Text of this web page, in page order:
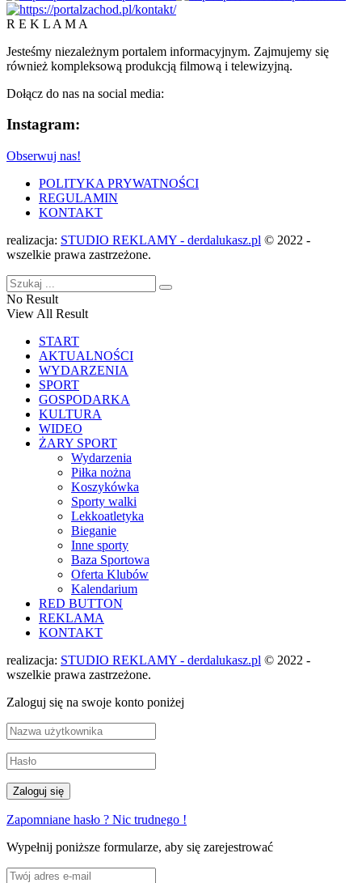
R E K L A M A
Jesteśmy niezależnym portalem informacyjnym. Zajmujemy się
również kompleksową produkcją filmową i telewizyjną.
Dołącz do nas na social media:
Instagram:
Obserwuj nas!
POLITYKA PRYWATNOŚCI
REGULAMIN
KONTAKT
realizacja: STUDIO REKLAMY - derdalukasz.pl © 2022 -
wszelkie prawa zastrzeżone.
No Result
View All Result
START
AKTUALNOŚCI
WYDARZENIA
SPORT
GOSPODARKA
KULTURA
WIDEO
ŻARY SPORT
Wydarzenia
Piłka nożna
Koszykówka
Sporty walki
Lekkoatletyka
Bieganie
Inne sporty
Baza Sportowa
Oferta Klubów
Kalendarium
RED BUTTON
REKLAMA
KONTAKT
realizacja: STUDIO REKLAMY - derdalukasz.pl © 2022 -
wszelkie prawa zastrzeżone.
Zaloguj się na swoje konto poniżej
Zapomniane hasło ? Nic trudnego !
Wypełnij poniższe formularze, aby się zarejestrować